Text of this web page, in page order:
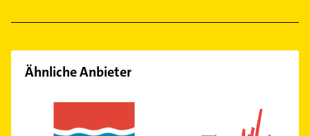
Ähnliche Anbieter